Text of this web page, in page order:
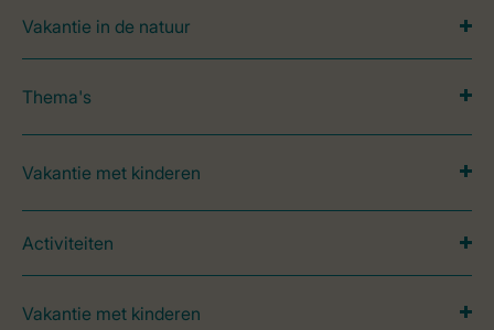
Vakantie in de natuur
Thema's
Vakantie met kinderen
Activiteiten
Vakantie met kinderen